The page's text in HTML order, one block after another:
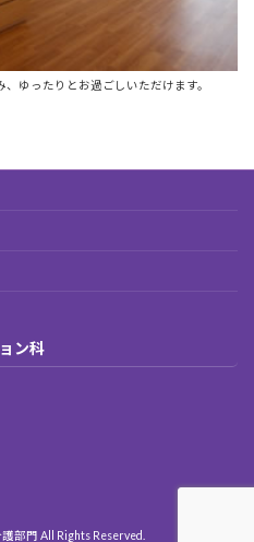
ゆったりとお過ごしいただけます。
ン科
部門 All Rights Reserved.